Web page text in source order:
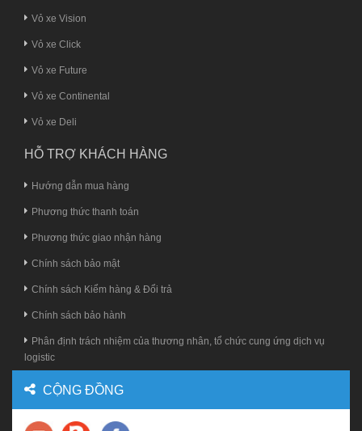
Vỏ xe Vision
Vỏ xe Click
Vỏ xe Future
Vỏ xe Continental
Vỏ xe Deli
HỖ TRỢ KHÁCH HÀNG
Hướng dẫn mua hàng
Phương thức thanh toán
Phương thức giao nhận hàng
Chính sách bảo mật
Chính sách Kiểm hàng & Đổi trả
Chính sách bảo hành
Phân định trách nhiệm của thương nhân, tổ chức cung ứng dịch vụ
logistic
CỘNG ĐỒNG